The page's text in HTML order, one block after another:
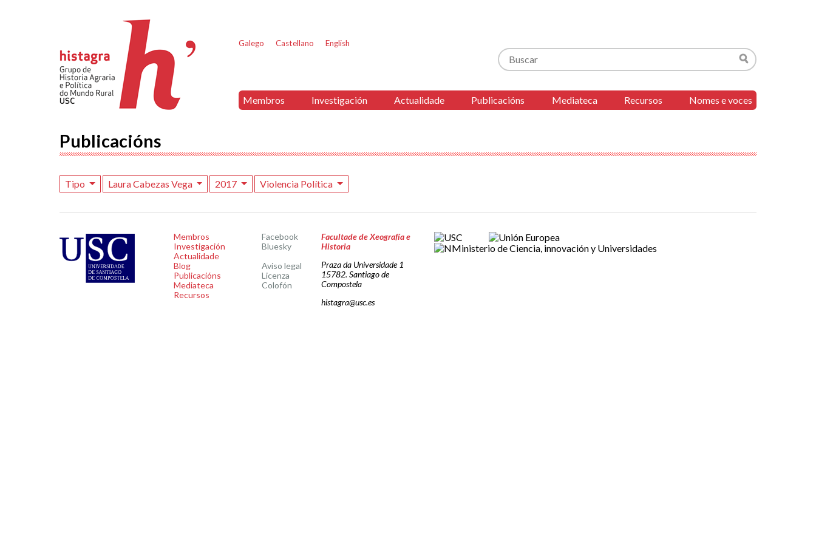
Galego Castellano English
Buscar
Buscar
Membros Investigación Actualidade Publicacións Mediateca Recursos Nomes e voces
Publicacións
Tipo Laura Cabezas Vega 2017 Violencia Política
Membros
Investigación
Actualidade
Blog
Publicacións
Mediateca
Recursos
Facebook
Bluesky
Aviso legal
Licenza
Colofón
Facultade de Xeografía e
Historia
Praza da Universidade 1
15782. Santiago de
Compostela
histagra@usc.es